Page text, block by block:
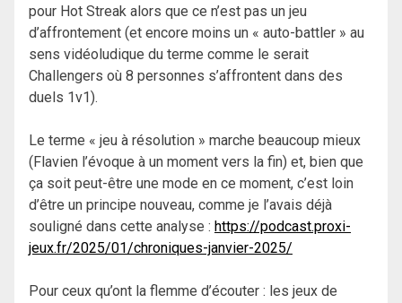
pour Hot Streak alors que ce n’est pas un jeu
d’affrontement (et encore moins un « auto-battler » au
sens vidéoludique du terme comme le serait
Challengers où 8 personnes s’affrontent dans des
duels 1v1).
Le terme « jeu à résolution » marche beaucoup mieux
(Flavien l’évoque à un moment vers la fin) et, bien que
ça soit peut-être une mode en ce moment, c’est loin
d’être un principe nouveau, comme je l’avais déjà
souligné dans cette analyse : https://podcast.proxi-
jeux.fr/2025/01/chroniques-janvier-2025/
Pour ceux qu’ont la flemme d’écouter : les jeux de